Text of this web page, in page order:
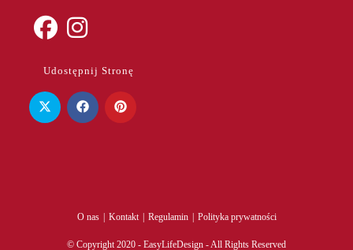
a
new
in
a
new
Udostępnij Stronę
O nas Kontakt Regulamin Polityka prywatności
© Copyright 2020 - EasyLifeDesign - All Rights Reserved